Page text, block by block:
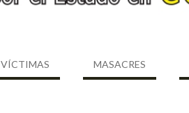
VÍCTIMAS MASACRES